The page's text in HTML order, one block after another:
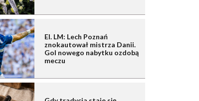
El. LM: Lech Poznań
znokautował mistrza Danii.
Gol nowego nabytku ozdobą
meczu